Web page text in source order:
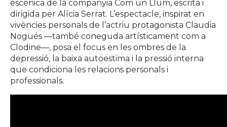
escènica de la companyia Com un Llum, escrita i
dirigida per Alícia Serrat. L’espectacle, inspirat en
vivències personals de l’actriu protagonista Claudia
Nogués —també coneguda artísticament com a
Clodine—, posa el focus en les ombres de la
depressió, la baixa autoestima i la pressió interna
que condiciona les relacions personals i
professionals.